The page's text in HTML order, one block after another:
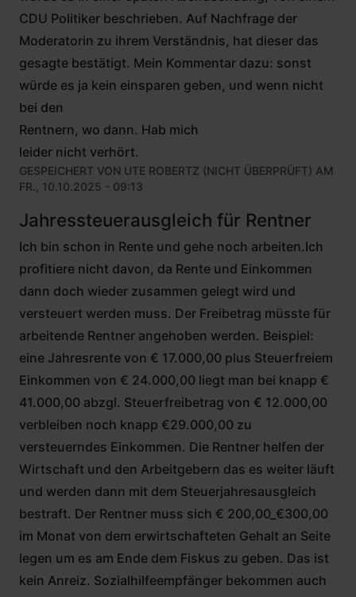
CDU Politiker beschrieben. Auf Nachfrage der
Moderatorin zu ihrem Verständnis, hat dieser das
gesagte bestätigt. Mein Kommentar dazu: sonst
würde es ja kein einsparen geben, und wenn nicht
bei den
Rentnern, wo dann. Hab mich
leider nicht verhört.
GESPEICHERT VON UTE ROBERTZ (NICHT ÜBERPRÜFT) AM
FR., 10.10.2025 - 09:13
Jahressteuerausgleich für Rentner
Ich bin schon in Rente und gehe noch arbeiten.Ich
profitiere nicht davon, da Rente und Einkommen
dann doch wieder zusammen gelegt wird und
versteuert werden muss. Der Freibetrag müsste für
arbeitende Rentner angehoben werden. Beispiel:
eine Jahresrente von € 17.000,00 plus Steuerfreiem
Einkommen von € 24.000,00 liegt man bei knapp €
41.000,00 abzgl. Steuerfreibetrag von € 12.000,00
verbleiben noch knapp €29.000,00 zu
versteuerndes Einkommen. Die Rentner helfen der
Wirtschaft und den Arbeitgebern das es weiter läuft
und werden dann mit dem Steuerjahresausgleich
bestraft. Der Rentner muss sich € 200,00_€300,00
im Monat von dem erwirtschafteten Gehalt an Seite
legen um es am Ende dem Fiskus zu geben. Das ist
kein Anreiz. Sozialhilfeempfänger bekommen auch